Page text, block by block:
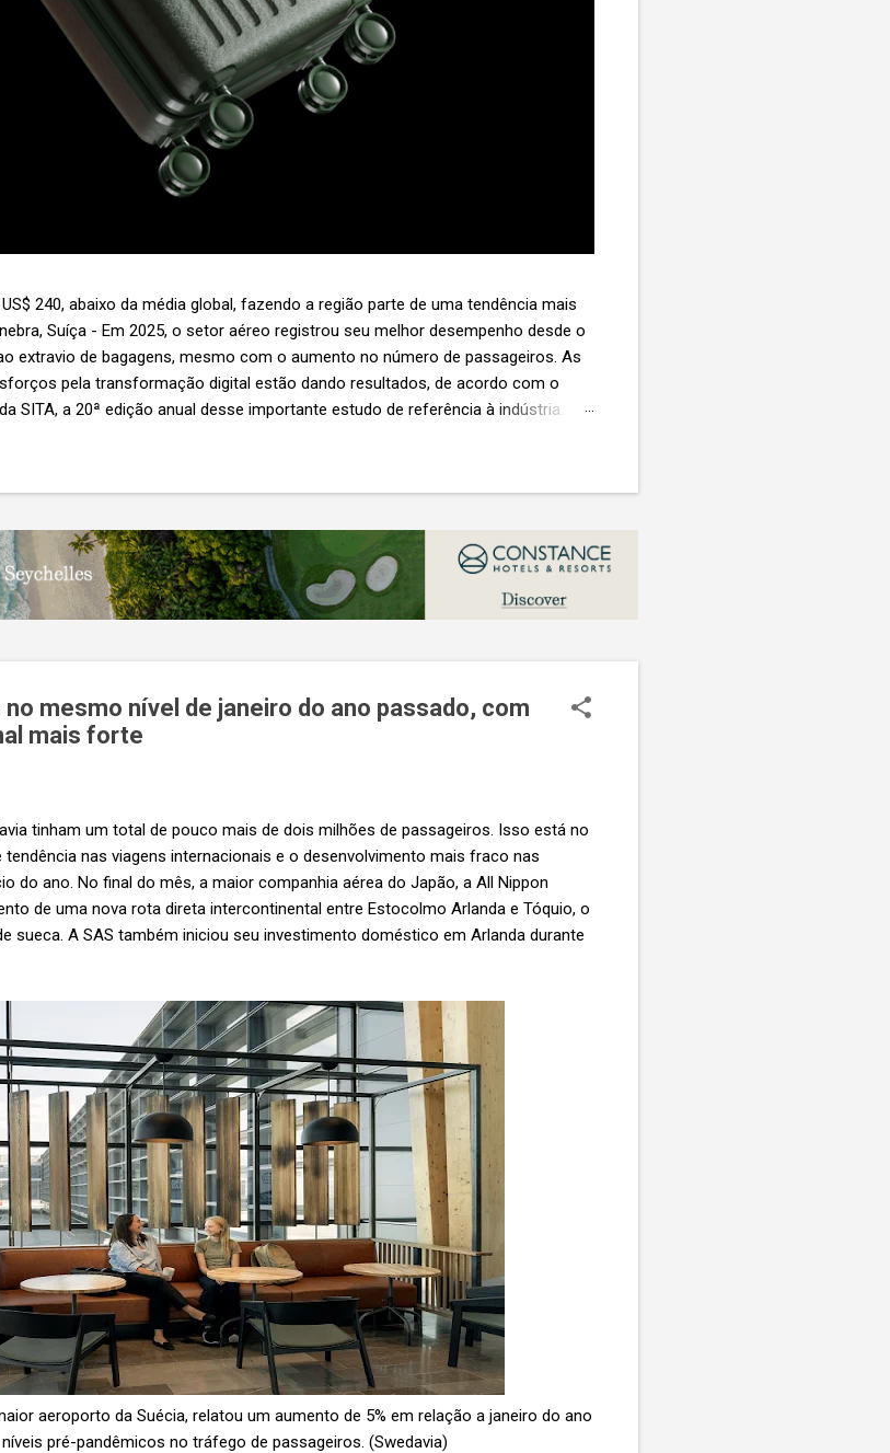
240, abaixo da média global, fazendo a região parte de uma tendência mais
Suíça - Em 2025, o setor aéreo registrou seu melhor desempenho desde o
extravio de bagagens, mesmo com o aumento no número de passageiros. As
pela transformação digital estão dando resultados, de acordo com o
SITA, a 20ª edição anual desse importante estudo de referência à indústria. (©
uma mala extraviada anula o lucro de mais de 30 assentos vendidos,
mesmo nível de janeiro do ano passado, com
mais forte
tinham um total de pouco mais de dois milhões de passageiros. Isso está no
nas viagens internacionais e o desenvolvimento mais fraco nas
do ano. No final do mês, a maior companhia aérea do Japão, a All Nippon
de uma nova rota direta intercontinental entre Estocolmo Arlanda e Tóquio, o
sueca. A SAS também iniciou seu investimento doméstico em Arlanda durante
aeroporto da Suécia, relatou um aumento de 5% em relação a janeiro do ano
pré-pandêmicos no tráfego de passageiros. (Swedavia)